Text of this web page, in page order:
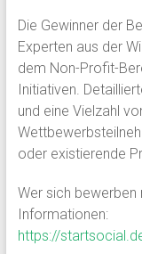
Die Gewinner der
Experten aus der
dem Non-Profit-
Initiativen.
und eine Vielzahl
oder existierende
Wer sich
Informationen:
https://